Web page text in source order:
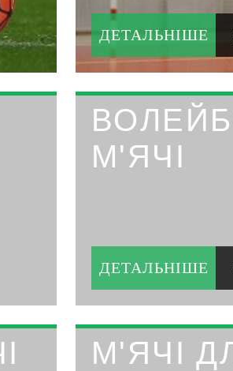
ДЕТАЛЬНІШЕ
М'ЯЧІ
ДЕТАЛЬНІШЕ
М'ЯЧІ